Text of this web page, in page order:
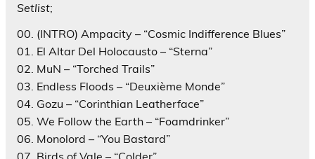
Setlist;
00. (INTRO) Ampacity – “Cosmic Indifference Blues”
01. El Altar Del Holocausto – “Sterna”
02. MuN – “Torched Trails”
03. Endless Floods – “Deuxième Monde”
04. Gozu – “Corinthian Leatherface”
05. We Follow the Earth – “Foamdrinker”
06. Monolord – “You Bastard”